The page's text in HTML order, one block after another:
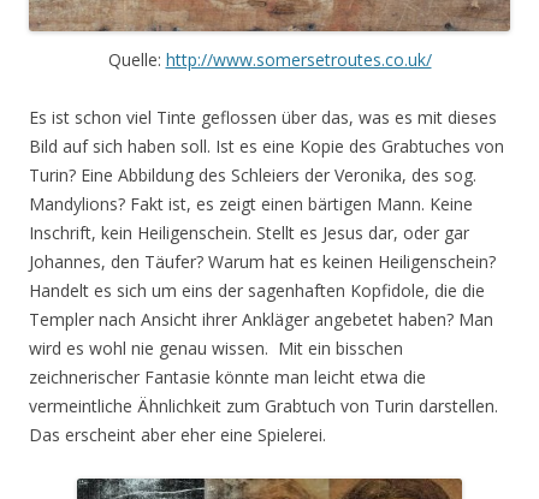
Quelle: http://www.somersetroutes.co.uk/
Es ist schon viel Tinte geflossen über das, was es mit dieses
Bild auf sich haben soll. Ist es eine Kopie des Grabtuches von
Turin? Eine Abbildung des Schleiers der Veronika, des sog.
Mandylions? Fakt ist, es zeigt einen bärtigen Mann. Keine
Inschrift, kein Heiligenschein. Stellt es Jesus dar, oder gar
Johannes, den Täufer? Warum hat es keinen Heiligenschein?
Handelt es sich um eins der sagenhaften Kopfidole, die die
Templer nach Ansicht ihrer Ankläger angebetet haben? Man
wird es wohl nie genau wissen. Mit ein bisschen
zeichnerischer Fantasie könnte man leicht etwa die
vermeintliche Ähnlichkeit zum Grabtuch von Turin darstellen.
Das erscheint aber eher eine Spielerei.